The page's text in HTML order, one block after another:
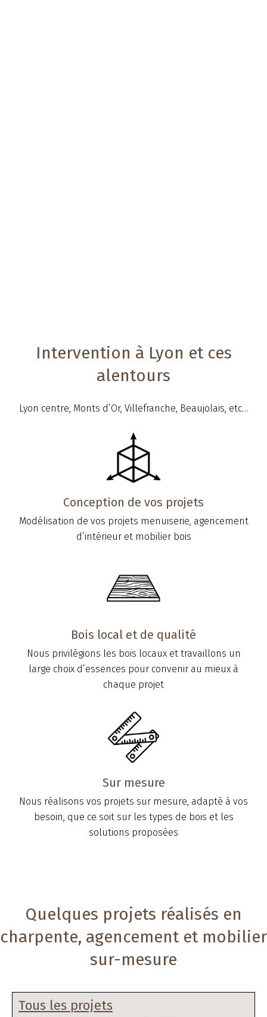
Intervention à Lyon et ces
alentours
Lyon centre, Monts d’Or, Villefranche, Beaujolais, etc…
Conception de vos projets
Modélisation de vos projets menuiserie, agencement
d’intérieur et mobilier bois
Bois local et de qualité
Nous privilégions les bois locaux et travaillons un
large choix d’essences pour convenir au mieux à
chaque projet
Sur mesure
Nous réalisons vos projets sur mesure, adapté à vos
besoin, que ce soit sur les types de bois et les
solutions proposées
Quelques projets réalisés en
charpente, agencement et mobilier
sur-mesure
Tous les projets